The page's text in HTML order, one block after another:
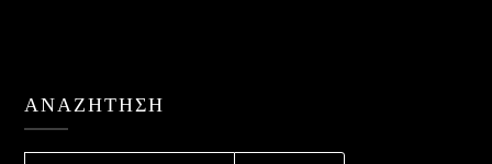
ΑΝΑΖΉΤΗΣΗ